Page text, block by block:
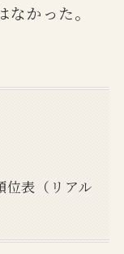
かった。
位表（リアル